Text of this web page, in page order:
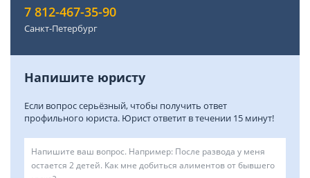
7 812-467-35-90
Санкт-Петербург
Напишите юристу
Если вопрос серьёзный, чтобы получить ответ
профильного юриста. Юрист ответит в течении 15 минут!